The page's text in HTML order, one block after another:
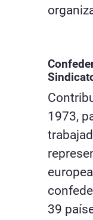
1973,
39